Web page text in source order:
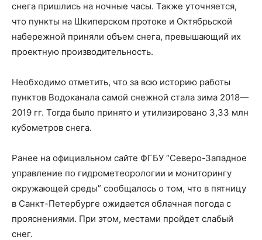
снега пришлись на ночные часы. Также уточняется,
что пункты на Шкиперском протоке и Октябрьской
набережной приняли объем снега, превышающий их
проектную производительность.
Необходимо отметить, что за всю историю работы
пунктов Водоканала самой снежной стала зима 2018—
2019 гг. Тогда было принято и утилизировано 3,33 млн
кубометров снега.
Ранее на официальном сайте ФГБУ “Северо-Западное
управление по гидрометеорологии и мониторингу
окружающей среды” сообщалось о том, что в пятницу
в Санкт-Петербурге ожидается облачная погода с
прояснениями. При этом, местами пройдет слабый
снег.